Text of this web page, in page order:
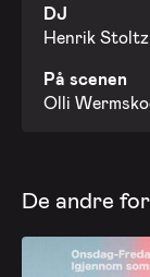
DJ
Henrik
På scenen
Olli
De andre